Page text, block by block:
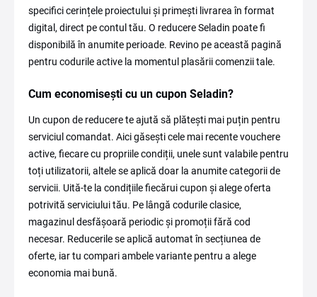
specifici cerințele proiectului și primești livrarea în format
digital, direct pe contul tău. O reducere Seladin poate fi
disponibilă în anumite perioade. Revino pe această pagină
pentru codurile active la momentul plasării comenzii tale.
Cum economisești cu un cupon Seladin?
Un cupon de reducere te ajută să plătești mai puțin pentru
serviciul comandat. Aici găsești cele mai recente vouchere
active, fiecare cu propriile condiții, unele sunt valabile pentru
toți utilizatorii, altele se aplică doar la anumite categorii de
servicii. Uită-te la condițiile fiecărui cupon și alege oferta
potrivită serviciului tău. Pe lângă codurile clasice,
magazinul desfășoară periodic și promoții fără cod
necesar. Reducerile se aplică automat în secțiunea de
oferte, iar tu compari ambele variante pentru a alege
economia mai bună.